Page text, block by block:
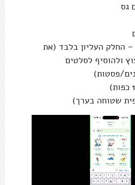
גס
– החלק העליון בלבד (את
ולהוסיף לסלטים
פסטות)
שטוחה בערך)